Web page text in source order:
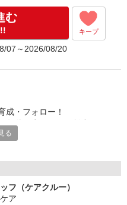
む
キープ
07～2026/08/20
成・フォロー！
て働きながら資格取得が可能
ベートも充実
子育てと仕事の両立を応援◎
ャリア相談など、各相談窓
る
フ（ケアクルー）
ア